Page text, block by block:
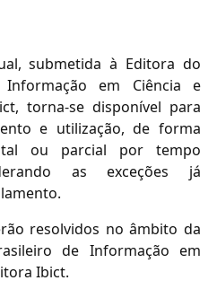
submetida à Editora do
em Ciência e
torna-se disponível para
e utilização, de forma
ou parcial por tempo
as exceções já
resolvidos no âmbito da
de Informação em
Ibict.